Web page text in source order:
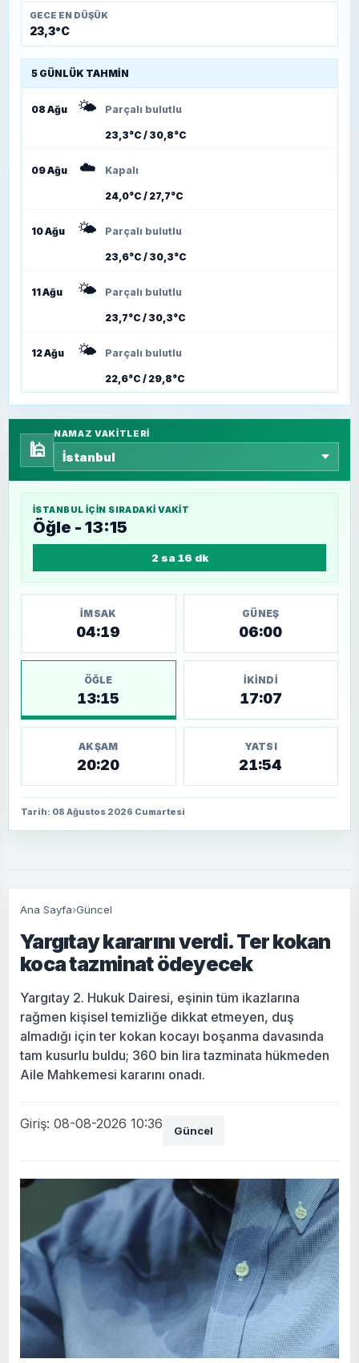
GECE EN DÜŞÜK
23,3°C
5 GÜNLÜK TAHMIN
08 Ağu 🌤️ Parçalı bulutlu
23,3°C / 30,8°C
09 Ağu ☁️ Kapalı
24,0°C / 27,7°C
10 Ağu 🌤️ Parçalı bulutlu
23,6°C / 30,3°C
11 Ağu 🌤️ Parçalı bulutlu
23,7°C / 30,3°C
12 Ağu 🌤️ Parçalı bulutlu
22,6°C / 29,8°C
🕌
NAMAZ VAKITLERI
İSTANBUL IÇIN SIRADAKI VAKIT
Öğle - 13:15
2 sa 16 dk
İMSAK
04:19
GÜNEŞ
06:00
ÖĞLE
13:15
İKINDI
17:07
AKŞAM
20:20
YATSI
21:54
Tarih: 08 Ağustos 2026 Cumartesi
Ana Sayfa›Güncel
Yargıtay kararını verdi. Ter kokan
koca tazminat ödeyecek
Yargıtay 2. Hukuk Dairesi, eşinin tüm ikazlarına
rağmen kişisel temizliğe dikkat etmeyen, duş
almadığı için ter kokan kocayı boşanma davasında
tam kusurlu buldu; 360 bin lira tazminata hükmeden
Aile Mahkemesi kararını onadı.
Giriş: 08-08-2026 10:36 Güncel